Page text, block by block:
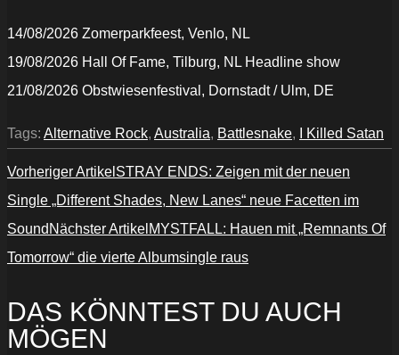
14/08/2026 Zomerparkfeest, Venlo, NL
19/08/2026 Hall Of Fame, Tilburg, NL Headline show
21/08/2026 Obstwiesenfestival, Dornstadt / Ulm, DE
Tags: Alternative Rock, Australia, Battlesnake, I Killed Satan
Vorheriger Artikel STRAY ENDS: Zeigen mit der neuen
Single „Different Shades, New Lanes“ neue Facetten im
Sound Nächster Artikel MYSTFALL: Hauen mit „Remnants Of
Tomorrow“ die vierte Albumsingle raus
DAS KÖNNTEST DU AUCH
MÖGEN